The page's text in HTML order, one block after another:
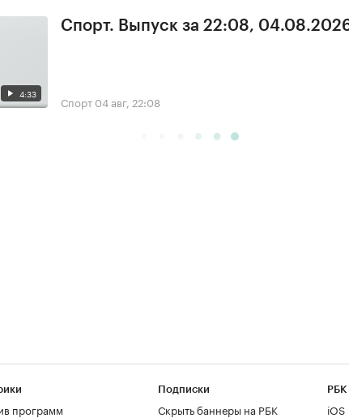
4:33
Спорт. Выпуск за 22:08,
Спорт 04 авг, 22:08
программ
Подписки
Скрыть баннеры на РБК
РБК
iOS